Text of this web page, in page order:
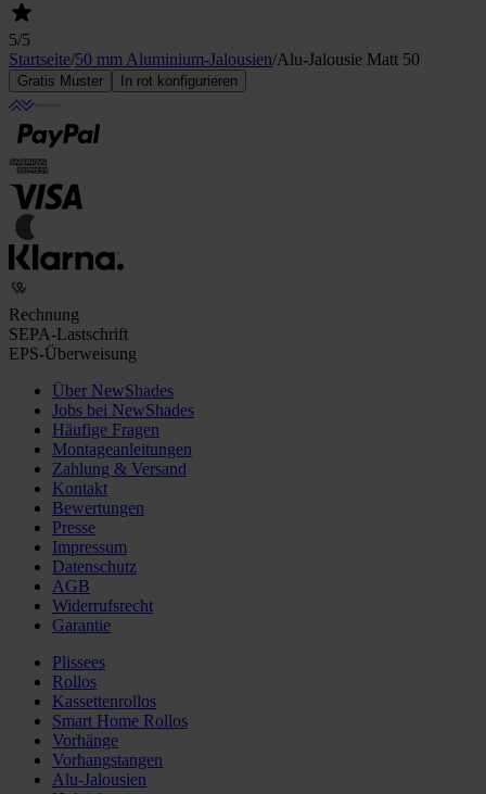
5/5
Startseite/50 mm Aluminium-Jalousien/Alu-Jalousie Matt 50
Gratis Muster In rot konfigurieren
Rechnung
SEPA-Lastschrift
EPS-Überweisung
Über NewShades
Jobs bei NewShades
Häufige Fragen
Montageanleitungen
Zahlung & Versand
Kontakt
Bewertungen
Presse
Impressum
Datenschutz
AGB
Widerrufsrecht
Garantie
Plissees
Rollos
Kassettenrollos
Smart Home Rollos
Vorhänge
Vorhangstangen
Alu-Jalousien